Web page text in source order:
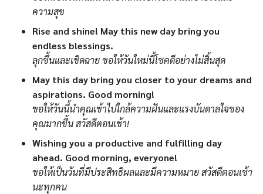
ความสุข
Rise and shine! May this new day bring you
endless blessings.
ลุกขึ้นและเชิดฉาย ขอให้วันใหม่นี้โชคดีอย่างไม่สิ้นสุด
May this day bring you closer to your dreams and
aspirations. Good morning!
ขอให้วันนี้นำคุณเข้าไปใกล้ความฝันและแรงบันดาลใจของ
คุณมากขึ้น สวัสดีตอนเช้า!
Wishing you a productive and fulfilling day
ahead. Good morning, everyone!
ขอให้เป็นวันที่มีประสิทธิผลและมีความหมาย สวัสดีตอนเช้า
นะทุกคน